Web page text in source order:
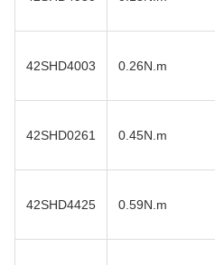
42SHD4003 0.26N.m
42SHD0261 0.45N.m
42SHD4425 0.59N.m